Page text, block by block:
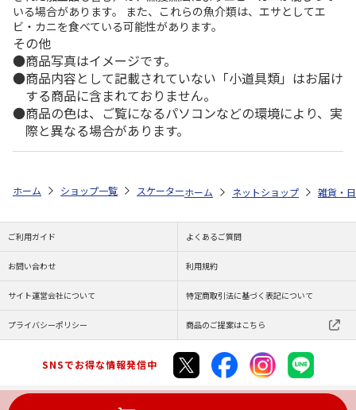
いる場合があります。 また、これらの魚介類は、エサとしてエ
ビ・カニを食べている可能性があります。
その他
商品写真はイメージです。
商品内容として記載されていない「小道具類」はお届け
する商品に含まれておりません。
商品の色は、ご覧になるパソコンなどの環境により、実
際と異なる場合があります。
ホーム ショップ一覧 スケーター 薄肉メラミン小鉢 ピカチュウフェ
ホーム ネットショップ 雑貨・
ご利用ガイド よくあるご質問
お問い合わせ 利用規約
サイト運営会社について 特定商取引法に基づく表記について
プライバシーポリシー 商品のご提案はこちら
SNSでお得な情報発信中